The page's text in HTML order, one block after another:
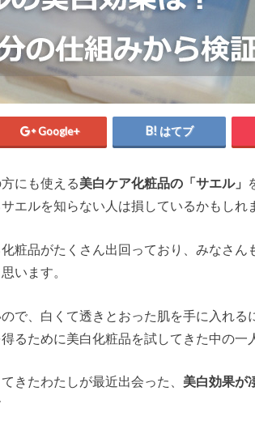
Google+ はてブ
にも使える美白ケア化粧品の「サエル」
エルを知らない人は損しているかもしれ
粧品がたくさん出回っており、みなさん
います。
で、白くて透きとおった肌を手に入れる
るために美白化粧品を試してきた中の一
きたわたしが最近出会った、 美白効果が